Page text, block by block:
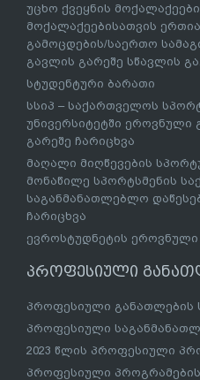
უცხო ქვეყნის
მოქალაქეებისათვის
გამოცდების/საერთო
გავლის გარეშე სწავლის
სტუდენტური ბარათი
სსიპ – საქართველოს
უნივერსიტეტში ეროვნული
გარეშე ჩარიცხვა
მაღალი მიღწევების
მონაწილე სპორტსმენის
საგანმანათლებლო
ჩარიცხვა
ევროსტუდნეტის
პროფესიული
პროფესიული განათლების
პროფესიული
2023 წლის პროფესიული
პროფესიული